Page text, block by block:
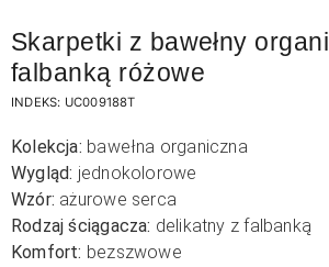
Skarpetki z bawełny
falbanką różowe
INDEKS: UC009188T
Kolekcja: bawełna organiczna
Wygląd: jednokolorowe
Wzór: ażurowe serca
Rodzaj ściągacza: delikatny z falbanką
Komfort: bezszwowe